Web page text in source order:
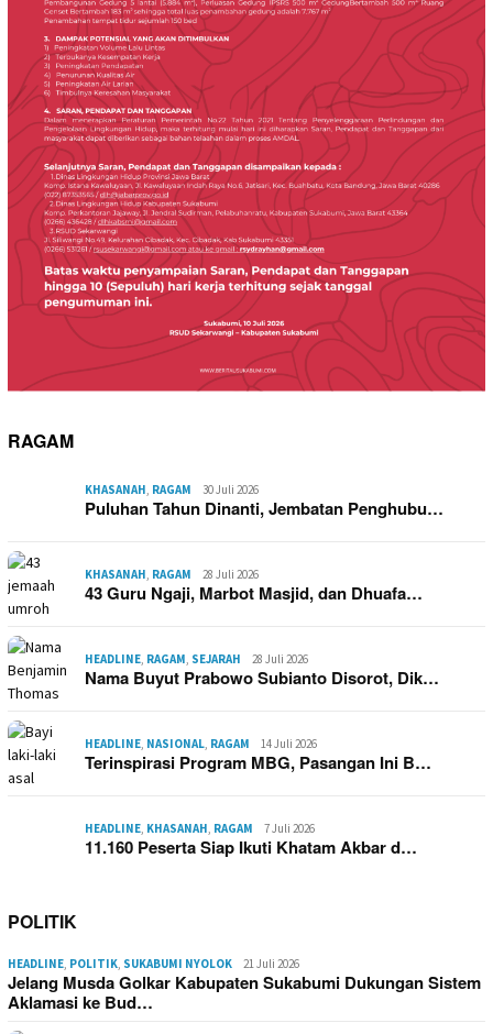
RAGAM
KHASANAH RAGAM 30 Juli 2026
Puluhan Tahun Dinanti, Jembatan Penghubu…
KHASANAH RAGAM 28 Juli 2026
43 Guru Ngaji, Marbot Masjid, dan Dhuafa…
HEADLINE RAGAM SEJARAH 28 Juli 2026
Nama Buyut Prabowo Subianto Disorot, Dik…
HEADLINE NASIONAL RAGAM 14 Juli 2026
Terinspirasi Program MBG, Pasangan Ini B…
HEADLINE KHASANAH RAGAM 7 Juli 2026
11.160 Peserta Siap Ikuti Khatam Akbar d…
POLITIK
HEADLINE POLITIK SUKABUMI NYOLOK 21 Juli 2026
Jelang Musda Golkar Kabupaten Sukabumi Dukungan Sistem
Aklamasi ke Bud…